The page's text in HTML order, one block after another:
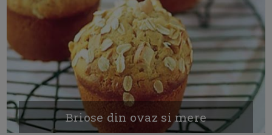
Briose din ovaz si mere